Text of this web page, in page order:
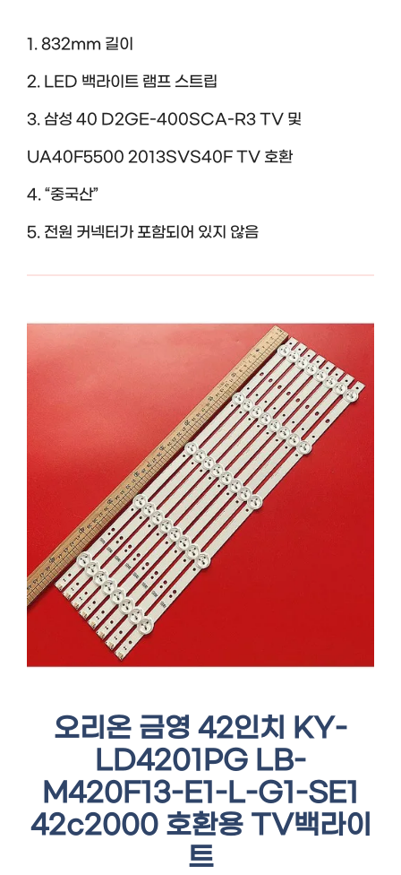
1. 832mm 길이
2. LED 백라이트 램프 스트립
3. 삼성 40 D2GE-400SCA-R3 TV 및
UA40F5500 2013SVS40F TV 호환
4. “중국산”
5. 전원 커넥터가 포함되어 있지 않음
오리온 금영 42인치 KY-
LD4201PG LB-
M420F13-E1-L-G1-SE1
42c2000 호환용 TV백라이
트